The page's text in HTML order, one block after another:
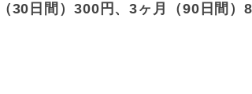
30日間）300円、3ヶ月（90日間